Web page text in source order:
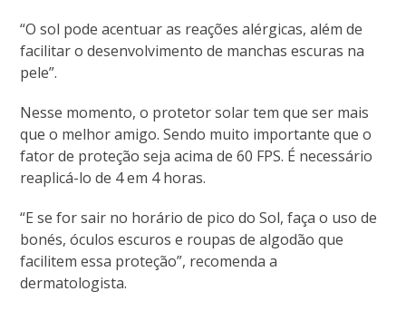
“O sol pode acentuar as reações alérgicas, além de
facilitar o desenvolvimento de manchas escuras na
pele”.
Nesse momento, o protetor solar tem que ser mais
que o melhor amigo. Sendo muito importante que o
fator de proteção seja acima de 60 FPS. É necessário
reaplicá-lo de 4 em 4 horas.
“E se for sair no horário de pico do Sol, faça o uso de
bonés, óculos escuros e roupas de algodão que
facilitem essa proteção”, recomenda a
dermatologista.